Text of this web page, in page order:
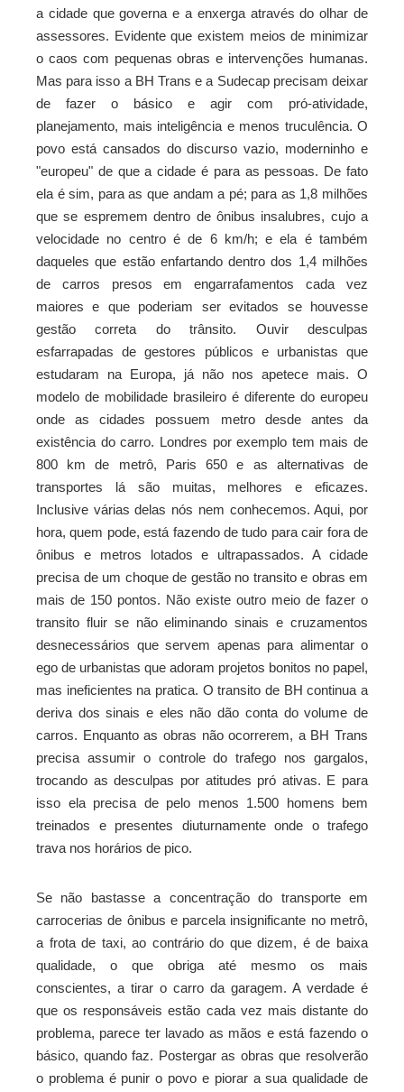
a cidade que governa e a enxerga através do olhar de
assessores. Evidente que existem meios de minimizar
o caos com pequenas obras e intervenções humanas.
Mas para isso a BH Trans e a Sudecap precisam deixar
de fazer o básico e agir com pró-atividade,
planejamento, mais inteligência e menos truculência. O
povo está cansados do discurso vazio, moderninho e
"europeu" de que a cidade é para as pessoas. De fato
ela é sim, para as que andam a pé; para as 1,8 milhões
que se espremem dentro de ônibus insalubres, cujo a
velocidade no centro é de 6 km/h; e ela é também
daqueles que estão enfartando dentro dos 1,4 milhões
de carros presos em engarrafamentos cada vez
maiores e que poderiam ser evitados se houvesse
gestão correta do trânsito. Ouvir desculpas
esfarrapadas de gestores públicos e urbanistas que
estudaram na Europa, já não nos apetece mais. O
modelo de mobilidade brasileiro é diferente do europeu
onde as cidades possuem metro desde antes da
existência do carro. Londres por exemplo tem mais de
800 km de metrô, Paris 650 e as alternativas de
transportes lá são muitas, melhores e eficazes.
Inclusive várias delas nós nem conhecemos. Aqui, por
hora, quem pode, está fazendo de tudo para cair fora de
ônibus e metros lotados e ultrapassados. A cidade
precisa de um choque de gestão no transito e obras em
mais de 150 pontos. Não existe outro meio de fazer o
transito fluir se não eliminando sinais e cruzamentos
desnecessários que servem apenas para alimentar o
ego de urbanistas que adoram projetos bonitos no papel,
mas ineficientes na pratica. O transito de BH continua a
deriva dos sinais e eles não dão conta do volume de
carros. Enquanto as obras não ocorrerem, a BH Trans
precisa assumir o controle do trafego nos gargalos,
trocando as desculpas por atitudes pró ativas. E para
isso ela precisa de pelo menos 1.500 homens bem
treinados e presentes diuturnamente onde o trafego
trava nos horários de pico.
Se não bastasse a concentração do transporte em
carrocerias de ônibus e parcela insignificante no metrô,
a frota de taxi, ao contrário do que dizem, é de baixa
qualidade, o que obriga até mesmo os mais
conscientes, a tirar o carro da garagem. A verdade é
que os responsáveis estão cada vez mais distante do
problema, parece ter lavado as mãos e está fazendo o
básico, quando faz. Postergar as obras que resolverão
o problema é punir o povo e piorar a sua qualidade de